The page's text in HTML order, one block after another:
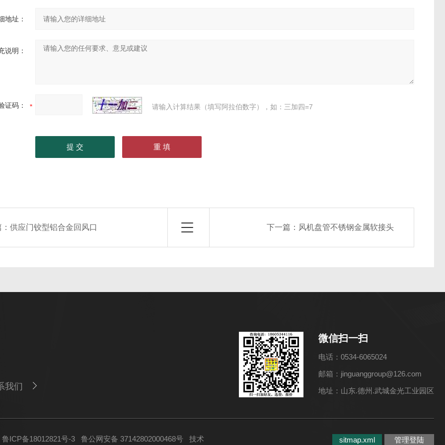
地址：
说明：
证码： 请输入计算结果（填写阿拉伯数字），如：三加四=7
：供应门铰型铝合金回风口 下一篇： 风机盘管不锈钢金属软接头
我们
微信扫一扫
电话：0534-6065024
邮箱：jinguanggroup@126.com
地址：山东.德州.武城金光工业园区
ICP备18012821号-3 鲁公网安备 37142802000468号 技术 sitmap.xml 管理登陆